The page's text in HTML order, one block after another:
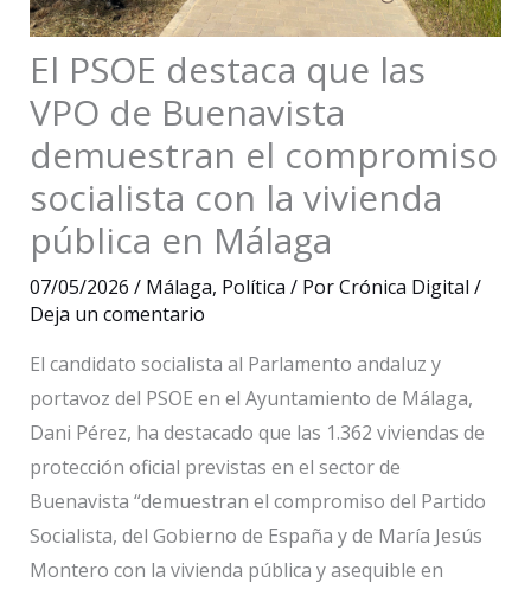
El PSOE destaca que las
VPO de Buenavista
demuestran el compromiso
socialista con la vivienda
pública en Málaga
07/05/2026 / Málaga, Política / PorCrónica Digital /
Deja un comentario
El candidato socialista al Parlamento andaluz y
portavoz del PSOE en el Ayuntamiento de Málaga,
Dani Pérez, ha destacado que las 1.362 viviendas de
protección oficial previstas en el sector de
Buenavista “demuestran el compromiso del Partido
Socialista, del Gobierno de España y de María Jesús
Montero con la vivienda pública y asequible en